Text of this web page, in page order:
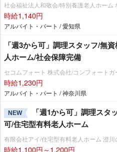
社会福祉法人和敬会/特別養護老人ホーム
時給1,140円
アルバイト・パート / 愛知県
「週3から可」調理スタッフ/無
人ホーム/社会保障完備
セコムフォート 株式会社/コンフォート
時給1,230円
アルバイト・パート / 神奈川県
NEW
「週1から可」調理ス
可/住宅型有料老人ホーム
有限会社アイ/住宅型有料老人ホーム 澄川
時給1,100円～1,200円